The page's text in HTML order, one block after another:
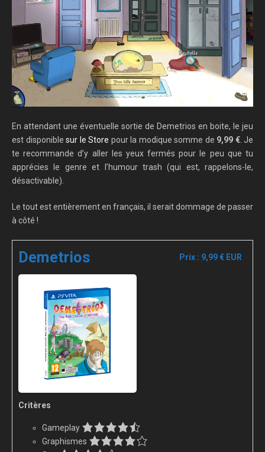
En attendant une éventuelle sortie de Demetrios en boite, le jeu
est disponible sur le Store pour la modique somme de 9,99 €. Je
te recommande d’y aller les yeux fermés pour le peu que tu
apprécies le genre et l’humour trash (qui est, rappelons-le,
désactivable).
Le tout est entièrement en français, il serait dommage de passer
à côté !
Demetrios Prix : 9,99 € EUR
Critères
Gameplay
Graphismes